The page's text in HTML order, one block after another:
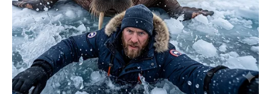
važnog poglavlja u vašem životu.
Ponedjeljak, 8. jun, donosi mnogo više od običnog
početka nove sedmice. Ljubavna energija je snažna, a
mnogi znakovi dobijaju priliku za susrete i razgovore koji
mogu imati poseban značaj.